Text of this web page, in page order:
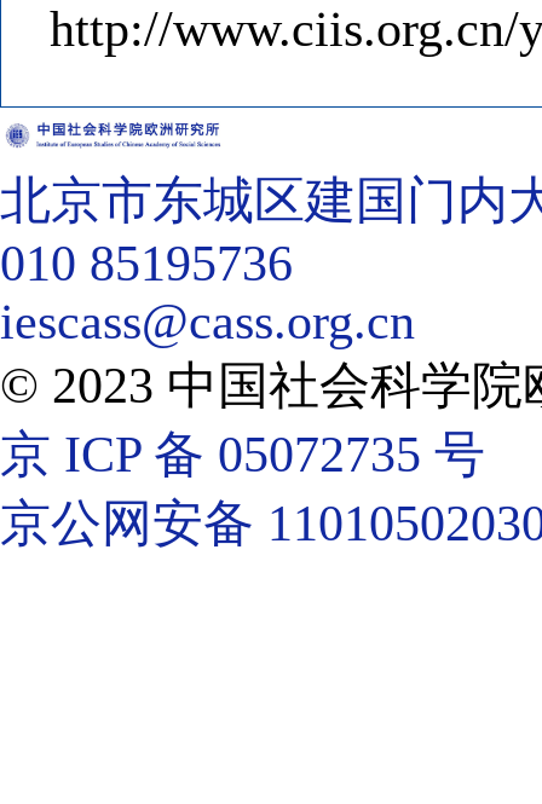
http://www.ciis.org.cn/
北京市东城区建国门内
010 85195736
iescass@cass.org.cn
© 2023 中国社会科学
京 ICP 备 05072735 号
京公网安备